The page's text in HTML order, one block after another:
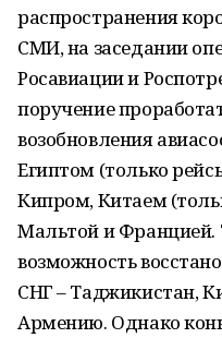
распространения
СМИ, на заседании
Росавиации и
поручение
возобновления
Египтом (только
Кипром, Китаем
Мальтой и Францией.
возможность
СНГ – Таджикистан,
Армению. Однако